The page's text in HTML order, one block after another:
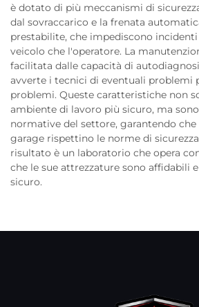
è dotato di più meccanismi di
dal sovraccarico e la frenata
prestabilite, che impediscono
veicolo che l'operatore. La
facilitata dalle capacità di
avverte i tecnici di eventuali problemi
problemi. Queste caratteristiche non
ambiente di lavoro più sicuro, ma
normative del settore, garantendo
garage rispettino le norme di sicurezza
risultato è un laboratorio che opera
che le sue attrezzature sono affidabili
sicuro.